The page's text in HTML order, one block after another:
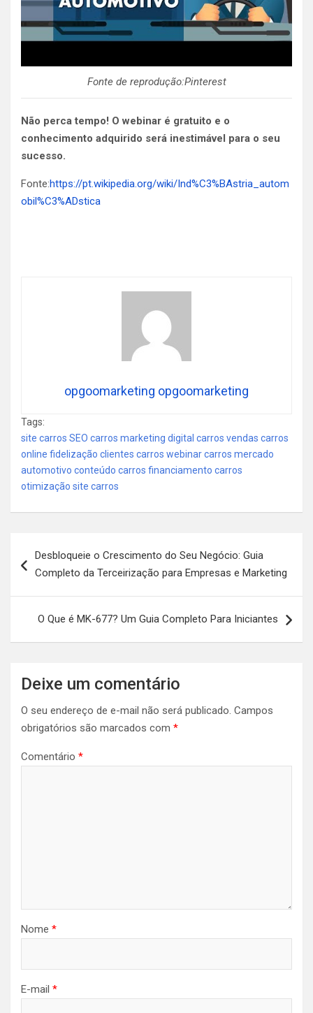
Fonte de reprodução:Pinterest
Não perca tempo! O webinar é gratuito e o
conhecimento adquirido será inestimável para o seu
sucesso.
Fonte:https://pt.wikipedia.org/wiki/Ind%C3%BAstria_autom
obil%C3%ADstica
opgoomarketing opgoomarketing
Tags:
site carros SEO carros marketing digital carros vendas carros
online fidelização clientes carros webinar carros mercado
automotivo conteúdo carros financiamento carros
otimização site carros
de
Desbloqueie o Crescimento do Seu Negócio: Guia
Completo da Terceirização para Empresas e Marketing
O Que é MK-677? Um Guia Completo Para Iniciantes
Deixe um comentário
O seu endereço de e-mail não será publicado. Campos
obrigatórios são marcados com *
Comentário *
Nome *
E-mail *